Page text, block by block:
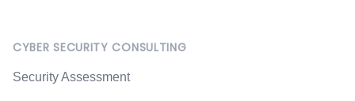
CYBER SECURITY CONSULTING
Security Assessment